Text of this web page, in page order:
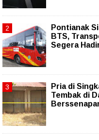
Pontianak
BTS,
Segera
Pria di
Tembak di